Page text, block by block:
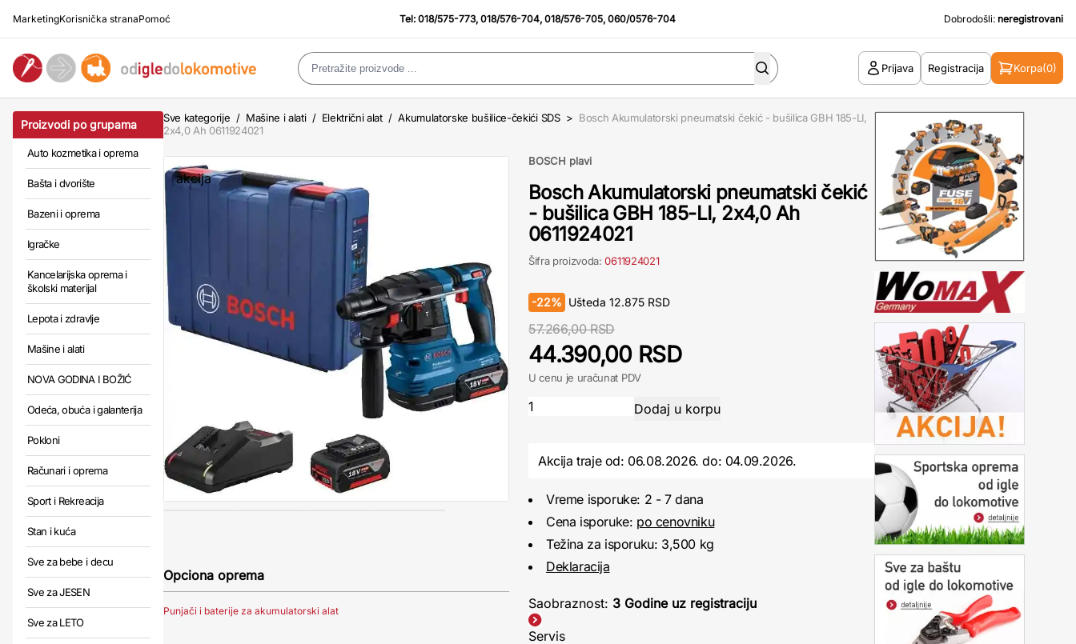
MarketingKorisnička stranaPomoć Tel:018/575-773,018/576-704,018/576-705,060/0576-704 Dobrodošli: neregistrovani
Prijava Registracija Korpa(0)
Proizvodi po grupama
Auto kozmetika i oprema
Bašta i dvorište
Bazeni i oprema
Igračke
Kancelarijska oprema i
školski materijal
Lepota i zdravlje
Mašine i alati
NOVA GODINA I BOŽIĆ
Odeća, obuća i galanterija
Pokloni
Računari i oprema
Sport i Rekreacija
Stan i kuća
Sve za bebe i decu
Sve za JESEN
Sve za LETO
Sve kategorije / Mašine i alati / Električni alat / Akumulatorske bušilice-čekići SDS > Bosch Akumulatorski pneumatski čekić - bušilica GBH 185-LI,
2x4,0 Ah 0611924021
akcija
Opciona oprema
Punjači i baterije za akumulatorski alat
BOSCH plavi
Bosch Akumulatorski pneumatski čekić
- bušilica GBH 185-LI, 2x4,0 Ah
0611924021
Šifra proizvoda:0611924021
-22% Ušteda 12.875 RSD
57.266,00 RSD
44.390,00 RSD
U cenu je uračunat PDV
Akcija traje od: 06.08.2026.do: 04.09.2026.
Vreme isporuke: 2 - 7 dana
Cena isporuke: po cenovniku
Težina za isporuku: 3,500 kg
Deklaracija
Saobraznost: 3 Godine uz registraciju
Servis